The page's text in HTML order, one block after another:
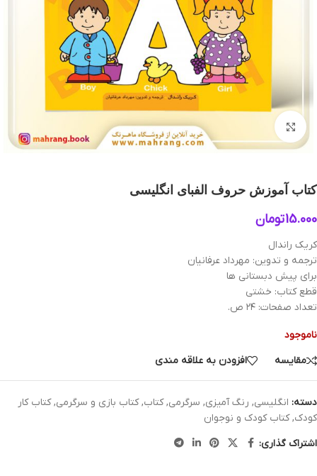
بزرگنمایی تصویر
کتاب آموزش حروف الفبای انگلیسی
15.000تومان
کریک راندال
ترجمه و تدوین: مهرداد عرفانیان
برای پیش دبستانی ها
قطع کتاب: خشتی
تعداد صفحات: ۲۴ ص.
ناموجود
مقایسه
افزودن به علاقه مندی
دسته: انگلیسی, رنگ آمیزی, سرگرمی, کتاب, کتاب بازی و سرگرمی, کتاب کار
کودک, کتاب کودک و نوجوان
اشتراک گذاری: